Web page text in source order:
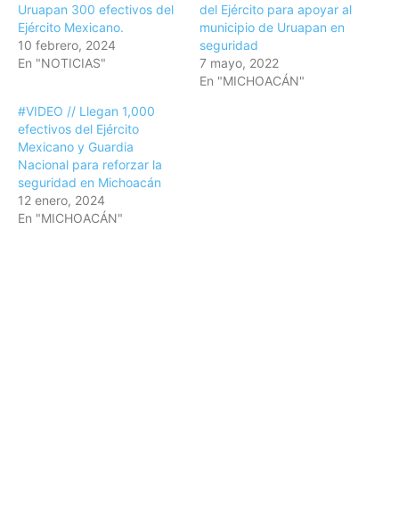
Uruapan 300 efectivos del
Ejército Mexicano.
10 febrero, 2024
En "NOTICIAS"
del Ejército para apoyar al
municipio de Uruapan en
seguridad
7 mayo, 2022
En "MICHOACÁN"
#VIDEO // Llegan 1,000
efectivos del Ejército
Mexicano y Guardia
Nacional para reforzar la
seguridad en Michoacán
12 enero, 2024
En "MICHOACÁN"